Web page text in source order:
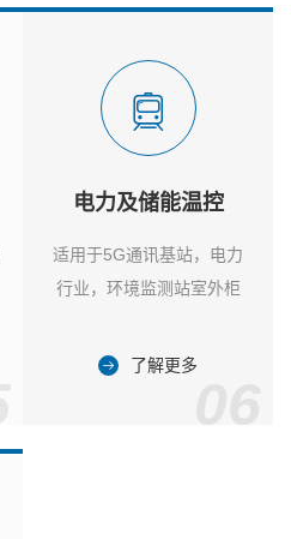
电力及储能温控
适用于5G通讯基站，电力
行业，环境监测站室外柜
了解更多